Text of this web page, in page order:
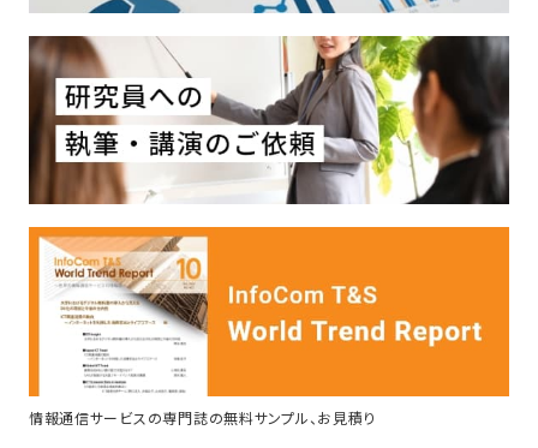
情報通信サービスの専門誌の無料サンプル、お見積り